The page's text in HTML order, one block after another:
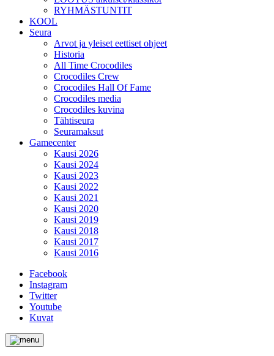
RYHMÄSTUNTIT
KOOL
Seura
Arvot ja yleiset eettiset ohjeet
Historia
All Time Crocodiles
Crocodiles Crew
Crocodiles Hall Of Fame
Crocodiles media
Crocodiles kuvina
Tähtiseura
Seuramaksut
Gamecenter
Kausi 2026
Kausi 2024
Kausi 2023
Kausi 2022
Kausi 2021
Kausi 2020
Kausi 2019
Kausi 2018
Kausi 2017
Kausi 2016
Facebook
Instagram
Twitter
Youtube
Kuvat